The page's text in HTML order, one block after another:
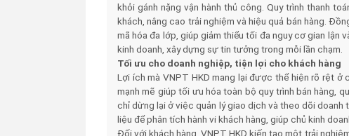
khỏi gánh nặng vận hành thủ công. Quy trình thanh
khách, nâng cao trải nghiệm và hiệu quả bán hàng.
mã hóa đa lớp, giúp giảm thiểu tối đa nguy cơ gian lận
kinh doanh, xây dựng sự tin tưởng trong mỗi lần chạm.
Tối ưu cho doanh nghiệp, tiện lợi cho khách hàng
Lợi ích mà VNPT HKD mang lại được thể hiện rõ rệt
mạnh mẽ giúp tối ưu hóa toàn bộ quy trình bán hàng,
chỉ dừng lại ở việc quản lý giao dịch và theo dõi
liệu để phân tích hành vi khách hàng, giúp chủ kinh
Đối với khách hàng, VNPT HKD kiến tạo một trải